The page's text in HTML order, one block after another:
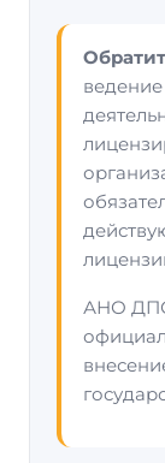
АНО